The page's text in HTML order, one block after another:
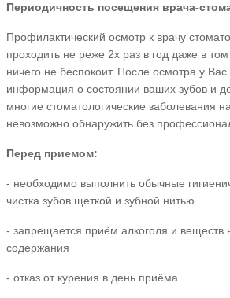
Периодичность посещения врача-
Профилактический осмотр к врачу
проходить не реже 2х раз в год даже в
ничего не беспокоит. После осмотра у
информация о состоянии ваших зубов и
многие стоматологические заболевания
невозможно обнаружить без
Перед приемом:
- необходимо выполнить обычные
чистка зубов щеткой и зубной нитью
- запрещается приём алкоголя и веществ
содержания
- отказ от курения в день приёма